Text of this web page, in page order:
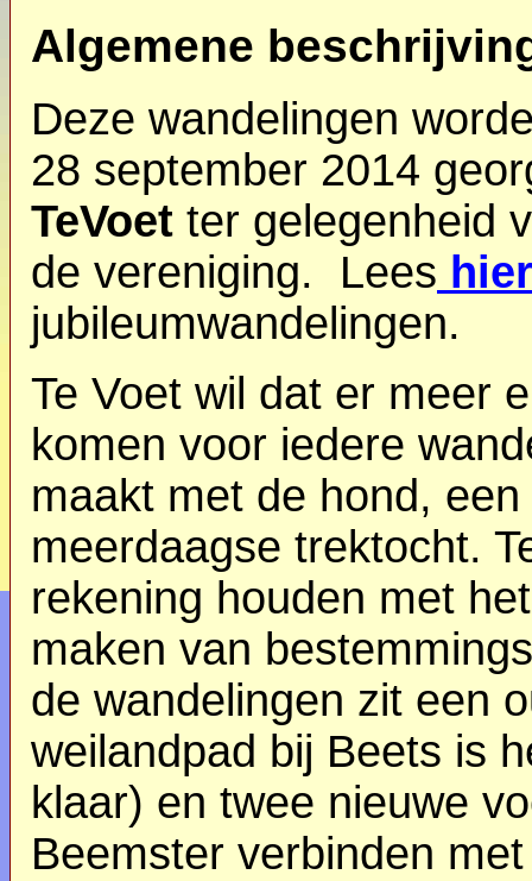
Algemene
Deze wandelingen
28 september 2014
TeVoet ter gelegenheid
de vereniging. Lees hier
jubileumwandelingen.
Te Voet wil dat er meer
komen voor iedere
maakt met de hond,
meerdaagse trektocht.
rekening houden met
maken van
de wandelingen zit een
weilandpad bij Beets is
klaar) en twee nieuwe
Beemster verbinden